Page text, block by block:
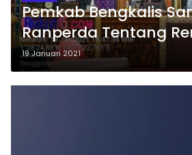
Pemkab Bengkalis
Ranperda Tentang
Induk Pembangunan
Kepariwisataan
19 Januari 2021